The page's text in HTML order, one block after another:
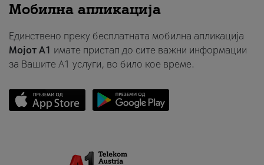
Мобилна апликација
Единствено преку бесплатната мобилна апликација
Мојот A1 имате пристап до сите важни информации
за Вашите A1 услуги, во било кое време.